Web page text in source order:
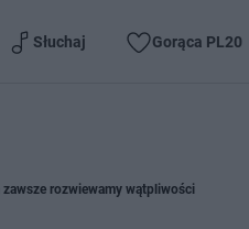
Słuchaj Gorąca PL20
rozwiewamy wątpliwości